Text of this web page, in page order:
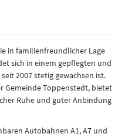
in familienfreundlicher Lage
sich in einem gepflegten und
2007 stetig gewachsen ist.
Gemeinde Toppenstedt, bietet
Ruhe und guter Anbindung
Autobahnen A1, A7 und